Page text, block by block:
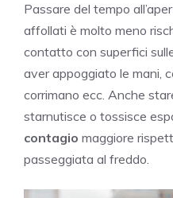
Passare del tempo
affollati è molto meno
contatto con superfici
aver appoggiato le mani,
corrimano ecc. Anche
starnutisce o tossisce
contagio maggiore
passeggiata al freddo.